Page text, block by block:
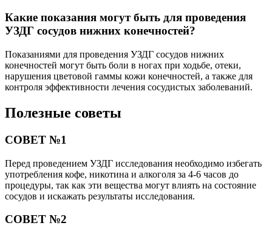
Какие показания могут быть для проведения
УЗДГ сосудов нижних конечностей?
Показаниями для проведения УЗДГ сосудов нижних
конечностей могут быть боли в ногах при ходьбе, отеки,
нарушения цветовой гаммы кожи конечностей, а также для
контроля эффективности лечения сосудистых заболеваний.
Полезные советы
СОВЕТ №1
Перед проведением УЗДГ исследования необходимо избегать
употребления кофе, никотина и алкоголя за 4-6 часов до
процедуры, так как эти вещества могут влиять на состояние
сосудов и искажать результаты исследования.
СОВЕТ №2